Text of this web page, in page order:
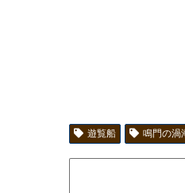
遊覧船 鳴門の渦